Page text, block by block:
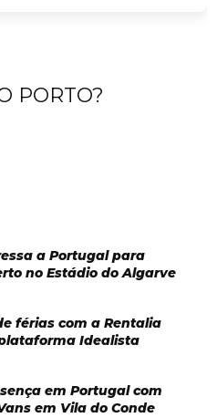
PORTO?
a Portugal para
no Estádio do Algarve
férias com a Rentalia
Idealista
em Portugal com
em Vila do Conde